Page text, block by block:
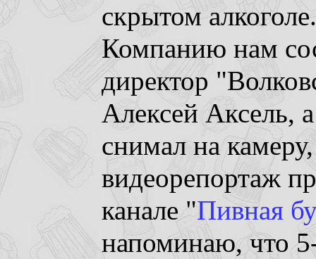
скрытом алкоголе.
Компанию нам
директор
Алексей Аксель,
снимал на
видеорепортаж
канале "Пивная
напоминаю, что